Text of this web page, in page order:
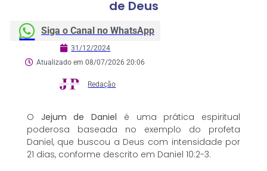
de Deus
Siga o Canal no WhatsApp
31/12/2024
Atualizado em 08/07/2026 20:06
Redação
O Jejum de Daniel é uma prática espiritual
poderosa baseada no exemplo do profeta
Daniel, que buscou a Deus com intensidade por
21 dias, conforme descrito em Daniel 10:2-3.